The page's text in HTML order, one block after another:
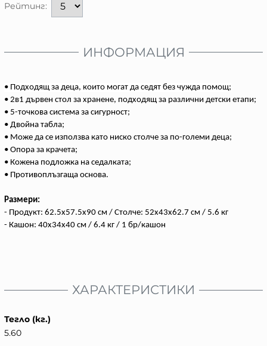
Рейтинг:
ИНФОРМАЦИЯ
• Подходящ за деца, които могат да седят без чужда помощ;
• 2в1 дървен стол за хранене, подходящ за различни детски етапи;
• 5-точкова система за сигурност;
• Двойна табла;
• Mоже да се използва като ниско столче за по-големи деца;
• Опора за крачета;
• Кожена подложка на седалката;
• Противоплъзгаща основа.
Размери:
- Продукт: 62.5x57.5x90 см / Столче: 52x43x62.7 см / 5.6 кг
- Кашон: 40x34x40 cм / 6.4 кг / 1 бр/кашон
ХАРАКТЕРИСТИКИ
Тегло (кг.)
5.60